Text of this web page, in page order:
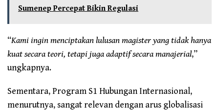
Sumenep Percepat Bikin Regulasi
“Kami ingin menciptakan lulusan magister yang tidak hanya
kuat secara teori, tetapi juga adaptif secara manajerial,”
ungkapnya.
Sementara, Program S1 Hubungan Internasional,
menurutnya, sangat relevan dengan arus globalisasi